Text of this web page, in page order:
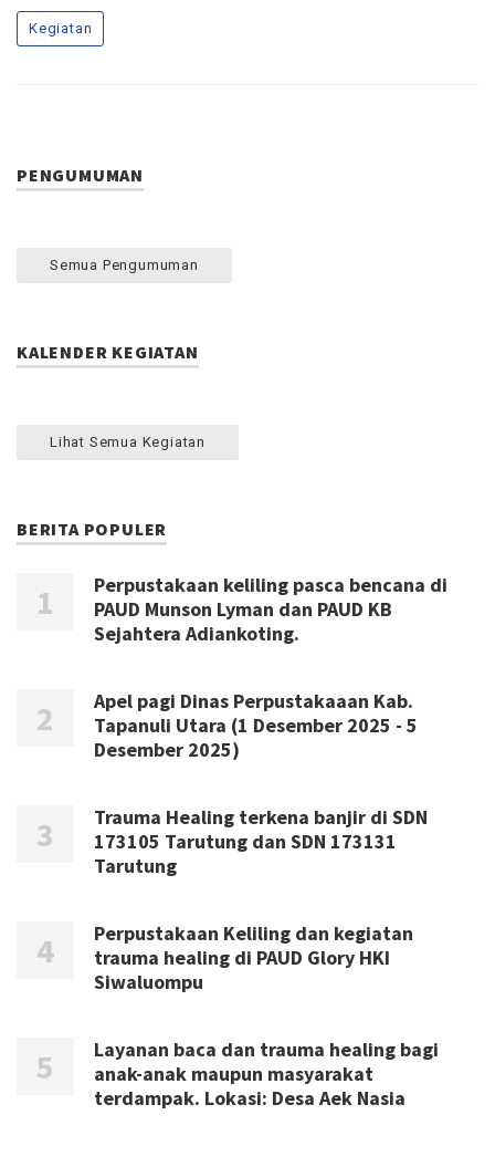
Kegiatan
PENGUMUMAN
Semua Pengumuman
KALENDER KEGIATAN
Lihat Semua Kegiatan
BERITA POPULER
Perpustakaan keliling pasca bencana di
PAUD Munson Lyman dan PAUD KB
Sejahtera Adiankoting.
Apel pagi Dinas Perpustakaaan Kab.
Tapanuli Utara (1 Desember 2025 - 5
Desember 2025)
Trauma Healing terkena banjir di SDN
173105 Tarutung dan SDN 173131
Tarutung
Perpustakaan Keliling dan kegiatan
trauma healing di PAUD Glory HKI
Siwaluompu
Layanan baca dan trauma healing bagi
anak-anak maupun masyarakat
terdampak. Lokasi: Desa Aek Nasia